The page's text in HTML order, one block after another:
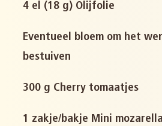
4 el (18 g) Olijfolie
Eventueel bloem om het
bestuiven
300 g Cherry tomaatjes
1 zakje/bakje Mini